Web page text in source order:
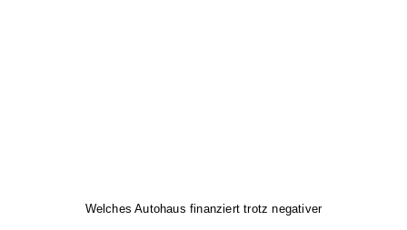
Welches Autohaus finanziert trotz negativer